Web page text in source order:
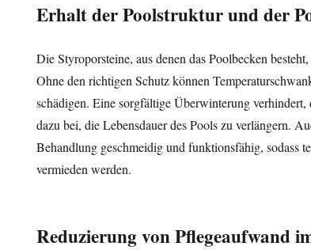
Erhalt der Poolstruktur und der
Die Styroporsteine, aus denen das Poolbecken
Ohne den richtigen Schutz können
schädigen. Eine sorgfältige Überwinterung verhindert,
dazu bei, die Lebensdauer des Pools zu verlängern.
Behandlung geschmeidig und funktionsfähig, sodass
vermieden werden.
Reduzierung von Pflegeaufwand